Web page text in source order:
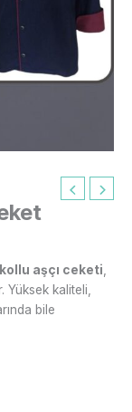
aşçı ceketi,
Yüksek kaliteli,
bile